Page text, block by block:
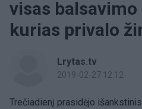
visas balsavimo
kurias privalo
Lrytas.tv
2019-02-27 12:12
Trečiadienį prasidėjo